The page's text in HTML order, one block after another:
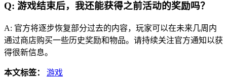
Q: 游戏结束后，我还能获得之前活动的奖励吗？
A: 官方将逐步恢复部分过去的内容，玩家可以在未来几周内
通过商店购买一些历史奖励和物品。请持续关注官方通知以获
得很新信息。
本文标签：
游戏